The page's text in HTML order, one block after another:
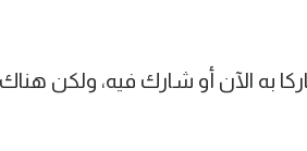
به الآن أو شارك فيه، ولكن هناك